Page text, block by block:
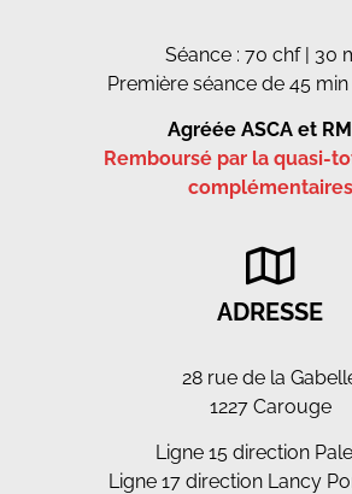
Séance : 70 chf | 30
Première séance de 45 min
Agréée ASCA et
Remboursé par la quasi-
complémentaires
ADRESSE
28 rue de la
1227 Carouge
Ligne 15 direction
Ligne 17 direction Lancy